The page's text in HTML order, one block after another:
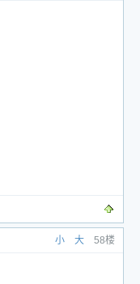
小 大 58楼